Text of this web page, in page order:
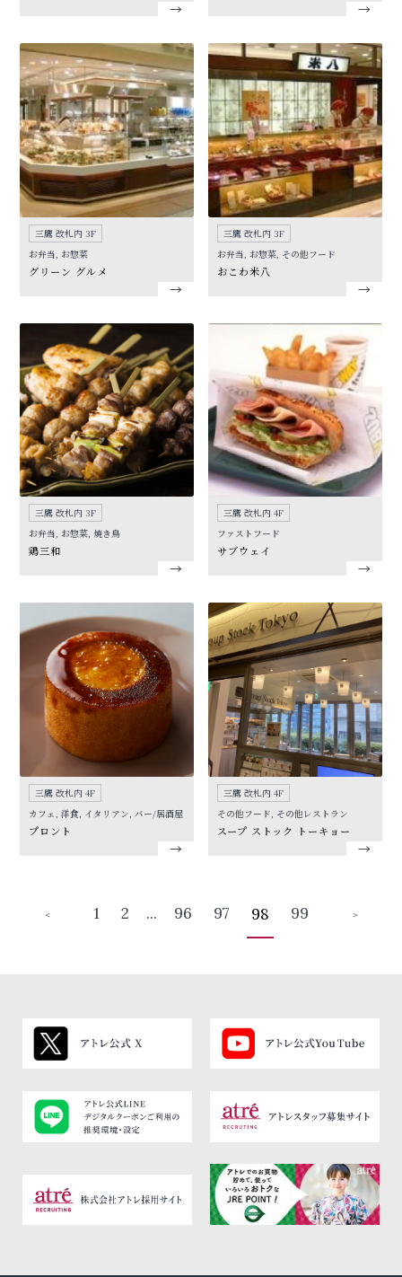
三鷹 改札内 3F
お弁当, お惣菜
グリーン グルメ
三鷹 改札内 3F
お弁当, お惣菜, その他フード
おこわ米八
三鷹 改札内 3F
お弁当, お惣菜, 焼き鳥
鶏三和
三鷹 改札内 4F
ファストフード
サブウェイ
三鷹 改札内 4F
カフェ, 洋食, イタリアン, バー/居酒屋
プロント
三鷹 改札内 4F
その他フード, その他レストラン
スープ ストック トーキョー
＜ 1 2 ... 96 97 98 99 ＞